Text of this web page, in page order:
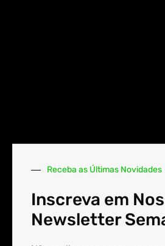
Receba as Últimas Novidades
Inscreva em
Newsletter